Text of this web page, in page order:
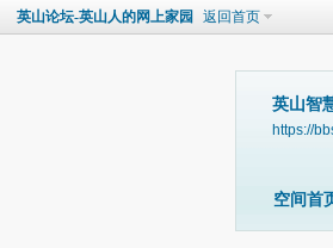
英山论坛-英山人的网上家园 返回首页
英山智
https://
空间首